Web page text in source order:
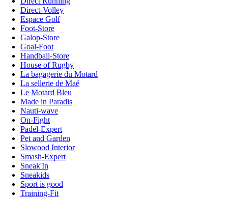
Direct-Volley
Espace Golf
Foot-Store
Galop-Store
Goal-Foot
Handball-Store
House of Rugby
La bagagerie du Motard
La sellerie de Maé
Le Motard Bleu
Made in Paradis
Nauti-wave
On-Fight
Padel-Expert
Pet and Garden
Slowood Interior
Smash-Expert
Sneak'In
Sneakids
Sport is good
Training-Fit